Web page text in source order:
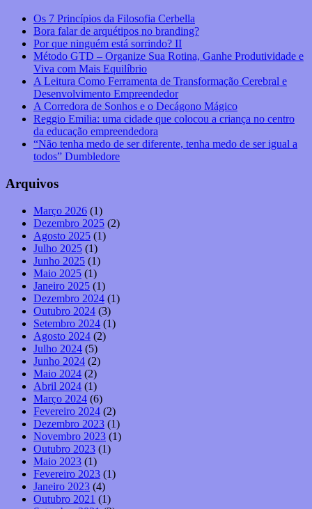
Os 7 Princípios da Filosofia Cerbella
Bora falar de arquétipos no branding?
Por que ninguém está sorrindo? II
Método GTD – Organize Sua Rotina, Ganhe Produtividade e
Viva com Mais Equilíbrio
A Leitura Como Ferramenta de Transformação Cerebral e
Desenvolvimento Empreendedor
A Corredora de Sonhos e o Decágono Mágico
Reggio Emilia: uma cidade que colocou a criança no centro
da educação empreendedora
“Não tenha medo de ser diferente, tenha medo de ser igual a
todos” Dumbledore
Arquivos
Março 2026 (1)
Dezembro 2025 (2)
Agosto 2025 (1)
Julho 2025 (1)
Junho 2025 (1)
Maio 2025 (1)
Janeiro 2025 (1)
Dezembro 2024 (1)
Outubro 2024 (3)
Setembro 2024 (1)
Agosto 2024 (2)
Julho 2024 (5)
Junho 2024 (2)
Maio 2024 (2)
Abril 2024 (1)
Março 2024 (6)
Fevereiro 2024 (2)
Dezembro 2023 (1)
Novembro 2023 (1)
Outubro 2023 (1)
Maio 2023 (1)
Fevereiro 2023 (1)
Janeiro 2023 (4)
Outubro 2021 (1)